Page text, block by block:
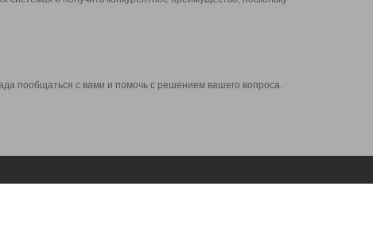
пообщаться с вами и помочь с решением вашего вопроса.